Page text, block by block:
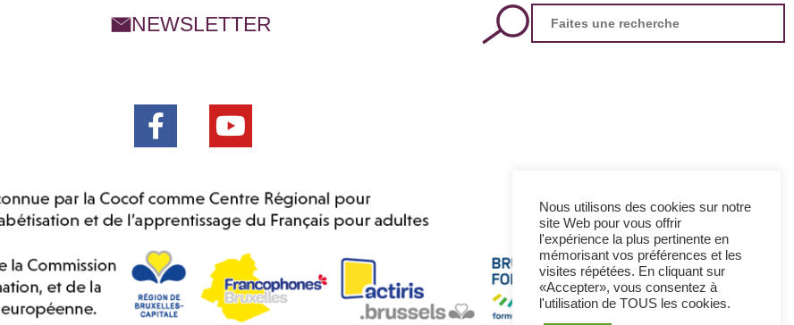
NEWSLETTER
Search
for:
Nous utilisons des cookies sur notre
site Web pour vous offrir
l'expérience la plus pertinente en
mémorisant vos préférences et les
visites répétées. En cliquant sur
«Accepter», vous consentez à
l'utilisation de TOUS les cookies.